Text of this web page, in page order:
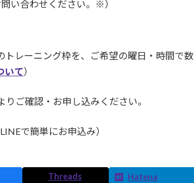
い合わせください。※）
レーニング枠を、ご希望の曜日・時間で数
いて）
ご確認・お申し込みください。
で簡単にお申込み）
Threads Hatena